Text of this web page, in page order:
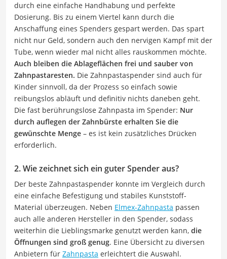
durch eine einfache Handhabung und perfekte
Dosierung. Bis zu einem Viertel kann durch die
Anschaffung eines Spenders gespart werden. Das spart
nicht nur Geld, sondern auch den nervigen Kampf mit der
Tube, wenn wieder mal nicht alles rauskommen möchte.
Auch bleiben die Ablageflächen frei und sauber von
Zahnpastaresten. Die Zahnpastaspender sind auch für
Kinder sinnvoll, da der Prozess so einfach sowie
reibungslos abläuft und definitiv nichts daneben geht.
Die fast berührungslose Zahnpasta im Spender: Nur
durch auflegen der Zahnbürste erhalten Sie die
gewünschte Menge – es ist kein zusätzliches Drücken
erforderlich.
2. Wie zeichnet sich ein guter Spender aus?
Der beste Zahnpastaspender konnte im Vergleich durch
eine einfache Befestigung und stabiles Kunststoff-
Material überzeugen. Neben Elmex-Zahnpasta passen
auch alle anderen Hersteller in den Spender, sodass
weiterhin die Lieblingsmarke genutzt werden kann, die
Öffnungen sind groß genug. Eine Übersicht zu diversen
Anbietern für Zahnpasta erleichtert die Auswahl.